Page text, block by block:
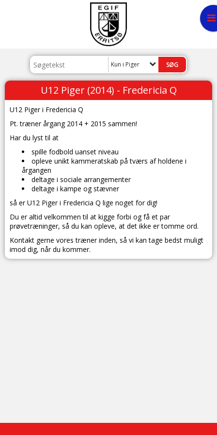
Kun i Piger
U12 Piger (2014) - Fredericia Q
U12 Piger i Fredericia Q
Pt. træner årgang 2014 + 2015 sammen!
Har du lyst til at
spille fodbold uanset niveau
opleve unikt kammeratskab på tværs af holdene i
årgangen
deltage i sociale arrangementer
deltage i kampe og stævner
så er U12 Piger i Fredericia Q lige noget for dig!
Du er altid velkommen til at kigge forbi og få et par
prøvetræninger, så du kan opleve, at det ikke er tomme ord.
Kontakt gerne vores træner inden, så vi kan tage bedst muligt
imod dig, når du kommer.